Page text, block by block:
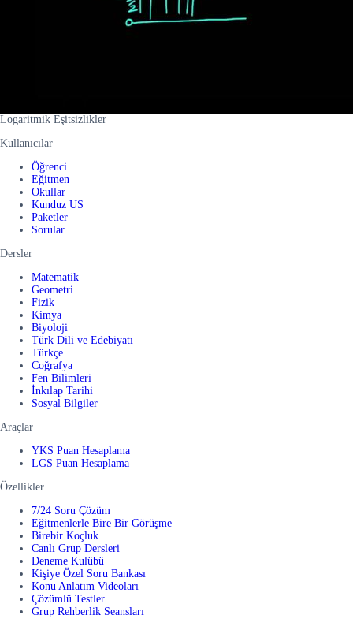
Logaritmik Eşitsizlikler
Kullanıcılar
Öğrenci
Eğitmen
Okullar
Kunduz US
Paketler
Sorular
Dersler
Matematik
Geometri
Fizik
Kimya
Biyoloji
Türk Dili ve Edebiyatı
Türkçe
Coğrafya
Fen Bilimleri
İnkılap Tarihi
Sosyal Bilgiler
Araçlar
YKS Puan Hesaplama
LGS Puan Hesaplama
Özellikler
7/24 Soru Çözüm
Eğitmenlerle Bire Bir Görüşme
Birebir Koçluk
Canlı Grup Dersleri
Deneme Kulübü
Kişiye Özel Soru Bankası
Konu Anlatım Videoları
Çözümlü Testler
Grup Rehberlik Seansları